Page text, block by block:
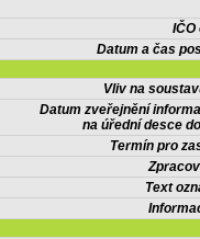
IČO
Datum a čas
Vliv na
Datum zveřejnění
na úřední desce
Termín pro
Text